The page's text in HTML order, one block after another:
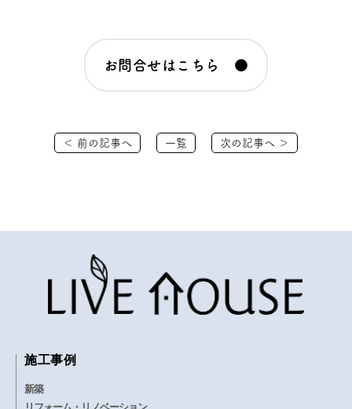
お問合せはこちら ●
＜ 前の記事へ 一覧 次の記事へ ＞
施工事例
新築